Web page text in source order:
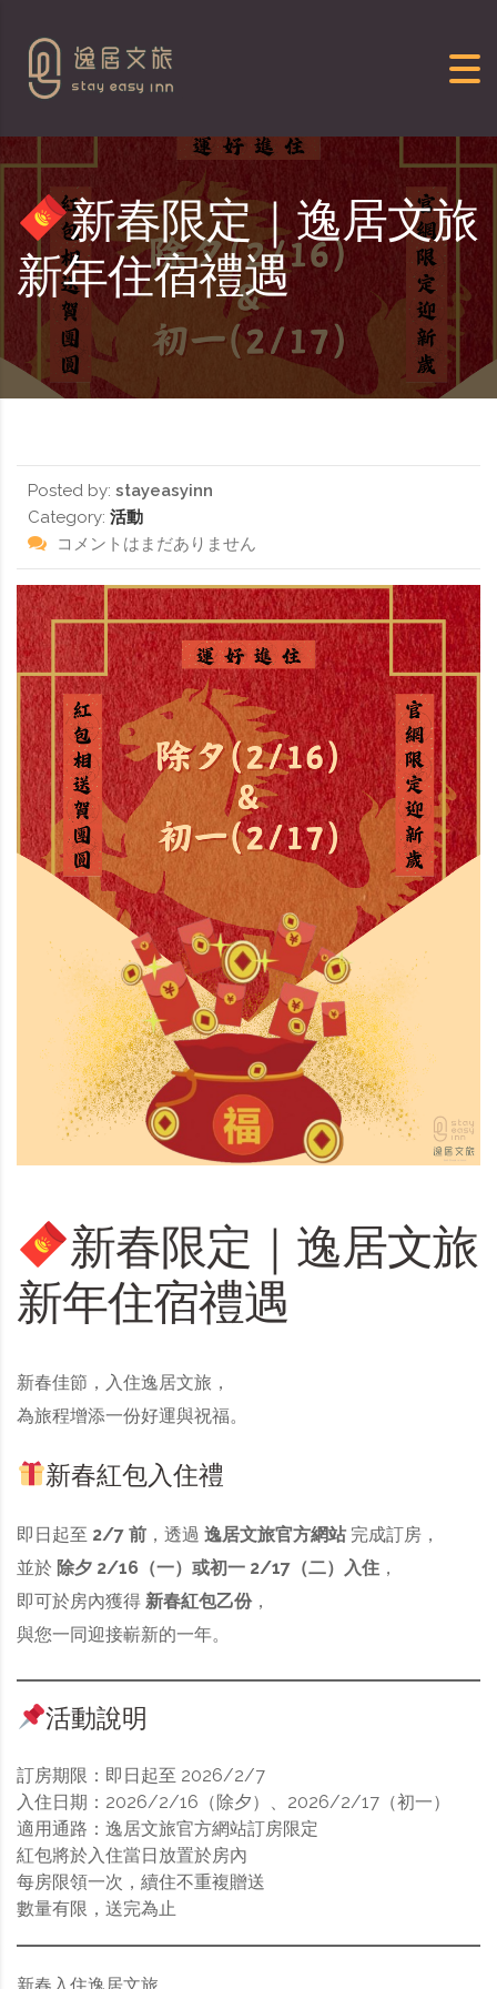
新春限定｜逸居文旅
新年住宿禮遇
Posted by: stayeasyinn
Category: 活動
コメントはまだありません
新春限定｜逸居文旅
新年住宿禮遇
新春佳節，入住逸居文旅，
為旅程增添一份好運與祝福。
新春紅包入住禮
即日起至 2/7 前 ，透過 逸居文旅官方網站完成訂房，
並於 除夕 2/16（一）或初一 2/17（二）入住 ，
即可於房內獲得 新春紅包乙份，
與您一同迎接嶄新的一年。
活動說明
訂房期限：即日起至 2026/2/7
入住日期：2026/2/16（除夕）、2026/2/17（初一）
適用通路：逸居文旅官方網站訂房限定
紅包將於入住當日放置於房內
每房限領一次，續住不重複贈送
數量有限，送完為止